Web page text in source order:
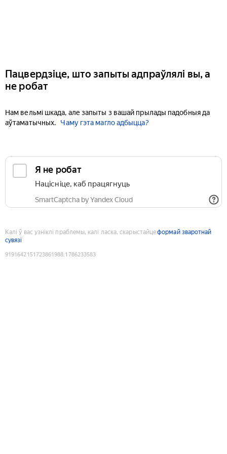
Пацвердзіце, што запыты адпраўлялі вы, а
не робат
Нам вельмі шкада, але запыты з вашай прылады падобныя да
аўтаматычных.
Чаму гэта магло адбыцца?
Я не робат
Націсніце, каб працягнуць
SmartCaptcha by Yandex Cloud
Калі ў вас узніклі праблемы, калі ласка, скарыстайцеформай зваротнай
сувязі
9191642151723861988:1786233583